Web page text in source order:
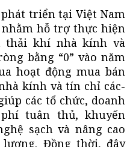
triển tại Việt Nam
hỗ trợ thực hiện
thải khí nhà kính và
bằng “0” vào năm
hoạt động mua bán
kính và tín chỉ các-
các tổ chức, doanh
tuân thủ, khuyến
sạch và nâng cao
Đồng thời, đây